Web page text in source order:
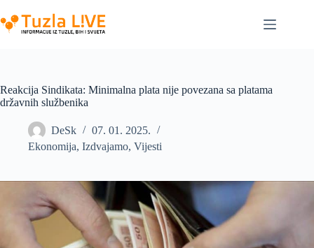
to
content
Reakcija Sindikata: Minimalna plata nije povezana sa platama
državnih službenika
DeSk
07. 01. 2025.
Ekonomija, Izdvajamo, Vijesti